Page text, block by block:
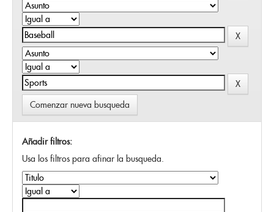
Comenzar nueva busqueda
Añadir filtros:
Usa los filtros para afinar la busqueda.